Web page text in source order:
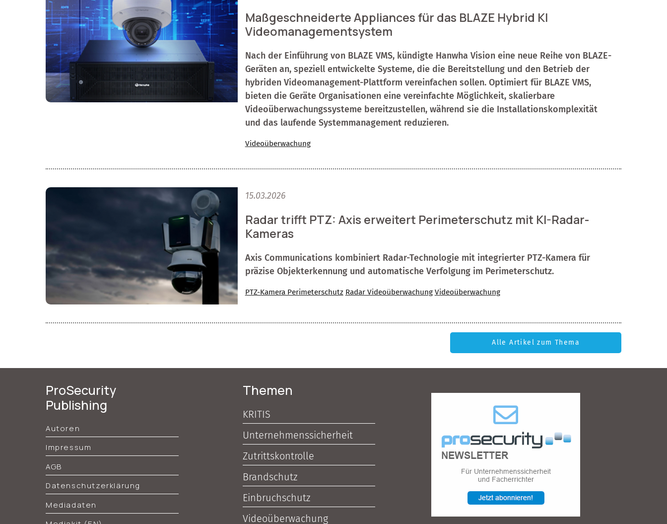
Maßgeschneiderte Appliances für das BLAZE Hybrid KI
Videomanagementsystem
Nach der Einführung von BLAZE VMS, kündigte Hanwha Vision eine neue Reihe von BLAZE-
Geräten an, speziell entwickelte Systeme, die die Bereitstellung und den Betrieb der
hybriden Videomanagement-Plattform vereinfachen sollen. Optimiert für BLAZE VMS,
bieten die Geräte Organisationen eine vereinfachte Möglichkeit, skalierbare
Videoüberwachungssysteme bereitzustellen, während sie die Installationskomplexität
und das laufende Systemmanagement reduzieren.
Videoüberwachung
15.03.2026
Radar trifft PTZ: Axis erweitert Perimeterschutz mit KI-Radar-
Kameras
Axis Communications kombiniert Radar-Technologie mit integrierter PTZ-Kamera für
präzise Objekterkennung und automatische Verfolgung im Perimeterschutz.
PTZ-Kamera Perimeterschutz Radar Videoüberwachung Videoüberwachung
Alle Artikel zum Thema
ProSecurity
Publishing
Autoren
Impressum
AGB
Datenschutzerklärung
Mediadaten
Themen
KRITIS
Unternehmenssicherheit
Zutrittskontrolle
Brandschutz
Einbruchschutz
Videoüberwachung